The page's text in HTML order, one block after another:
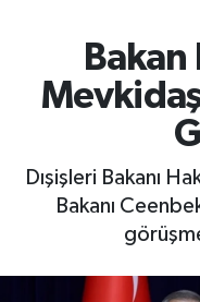
Bakan
Dışişleri Bakanı
Bakanı
Gaziantep son
Genel
Haberler
Puan Durumu
Tüm Manşetler
Haber Arşivi